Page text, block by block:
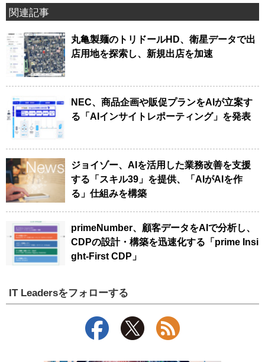
関連記事
丸亀製麺のトリドールHD、衛星データで出
店用地を探索し、新規出店を加速
NEC、商品企画や販促プランをAIが立案す
る「AIインサイトレポーティング」を発表
ジョイゾー、AIを活用した業務改善を支援
する「スキル39」を提供、「AIがAIを作
る」仕組みを構築
primeNumber、顧客データをAIで分析し、
CDPの設計・構築を迅速化する「prime Insi
ght-First CDP」
IT Leadersをフォローする